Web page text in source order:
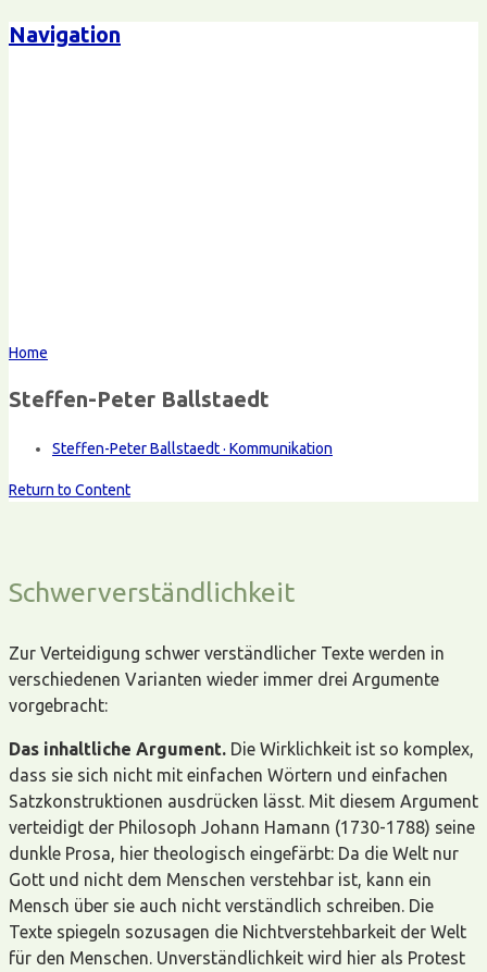
Navigation
Home
Steffen-Peter Ballstaedt
Steffen-Peter Ballstaedt · Kommunikation
Return to Content
Schwerverständlichkeit
Zur Verteidigung schwer verständlicher Texte werden in
verschiedenen Varianten wieder immer drei Argumente
vorgebracht:
Das inhaltliche Argument. Die Wirklichkeit ist so komplex,
dass sie sich nicht mit einfachen Wörtern und einfachen
Satzkonstruktionen ausdrücken lässt. Mit diesem Argument
verteidigt der Philosoph Johann Hamann (1730-1788) seine
dunkle Prosa, hier theologisch eingefärbt: Da die Welt nur
Gott und nicht dem Menschen verstehbar ist, kann ein
Mensch über sie auch nicht verständlich schreiben. Die
Texte spiegeln sozusagen die Nichtverstehbarkeit der Welt
für den Menschen. Unverständlichkeit wird hier als Protest